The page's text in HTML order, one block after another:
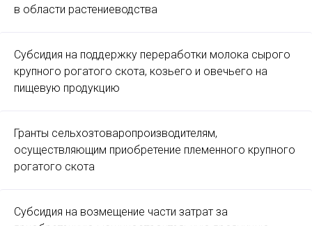
в области растениеводства
Субсидия на поддержку переработки молока сырого
крупного рогатого скота, козьего и овечьего на
пищевую продукцию
Гранты сельхозтоваропроизводителям,
осуществляющим приобретение племенного крупного
рогатого скота
Субсидия на возмещение части затрат за